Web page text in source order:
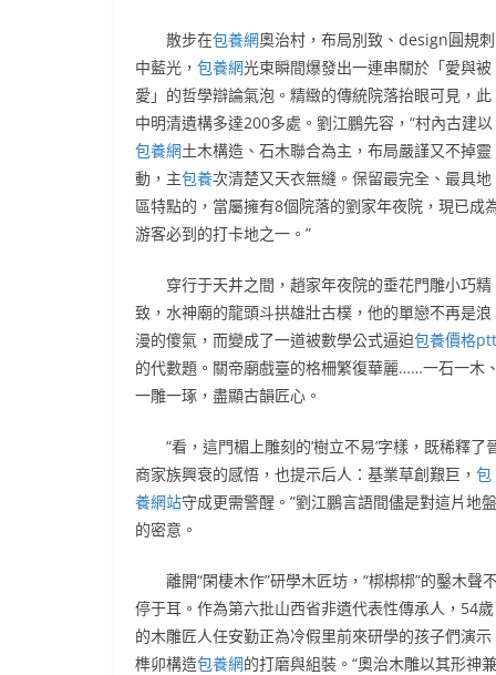
散步在包養網奧治村，布局別致、design圓規刺
中藍光， 包養網光束瞬間爆發出一連串關於「愛與被
愛」的哲學辯論氣泡。精緻的傳統院落抬眼可見，此
中明清遺構多達200多處。劉江鵬先容，“村內古建以
包養網土木構造、石木聯合為主，布局嚴謹又不掉靈
動，主包養次清楚又天衣無縫。保留最完全、最具地
區特點的，當屬擁有8個院落的劉家年夜院，現已成
游客必到的打卡地之一。”
穿行于天井之間，趙家年夜院的垂花門雕小巧精
致，水神廟的龍頭斗拱雄壯古樸，他的單戀不再是浪
漫的傻氣，而變成了一道被數學公式逼迫包養價格ptt
的代數題。關帝廟戲臺的格柵繁復華麗……一石一木、
一雕一琢，盡顯古韻匠心。
“看，這門楣上雕刻的‘樹立不易’字樣，既稀釋了
商家族興衰的感悟，也提示后人：基業草創艱巨， 包
養網站守成更需警醒。”劉江鵬言語間儘是對這片地盤
的密意。
離開“閑棲木作”研學木匠坊，“梆梆梆”的鑿木聲
停于耳。作為第六批山西省非遺代表性傳承人，54歲
的木雕匠人任安勤正為冷假里前來研學的孩子們演示
榫卯構造包養網的打磨與組裝。“奧治木雕以其形神兼